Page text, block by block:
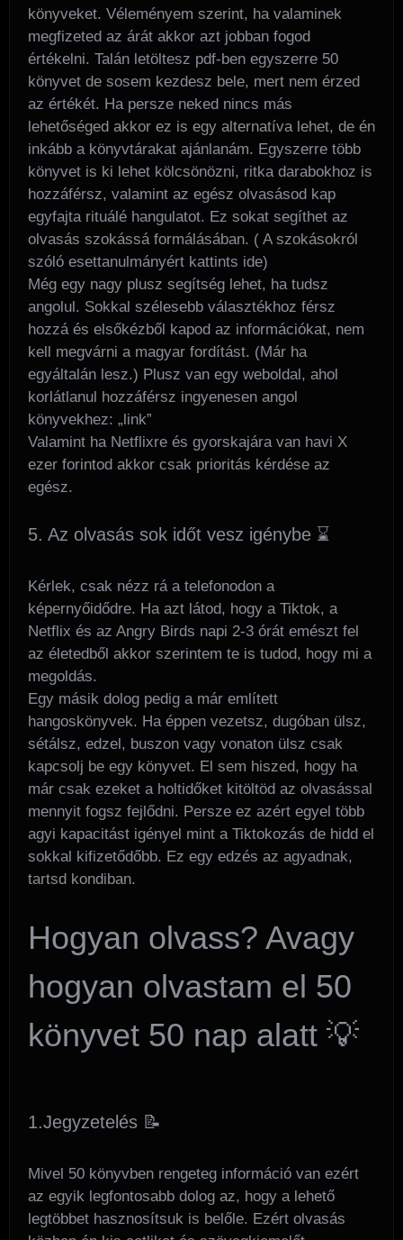
könyveket. Véleményem szerint, ha valaminek
megfizeted az árát akkor azt jobban fogod
értékelni. Talán letöltesz pdf-ben egyszerre 50
könyvet de sosem kezdesz bele, mert nem érzed
az értékét. Ha persze neked nincs más
lehetőséged akkor ez is egy alternatíva lehet, de én
inkább a könyvtárakat ajánlanám. Egyszerre több
könyvet is ki lehet kölcsönözni, ritka darabokhoz is
hozzáférsz, valamint az egész olvasásod kap
egyfajta rituálé hangulatot. Ez sokat segíthet az
olvasás szokássá formálásában. ( A szokásokról
szóló esettanulmányért kattints ide)
Még egy nagy plusz segítség lehet, ha tudsz
angolul. Sokkal szélesebb választékhoz férsz
hozzá és elsőkézből kapod az információkat, nem
kell megvárni a magyar fordítást. (Már ha
egyáltalán lesz.) Plusz van egy weboldal, ahol
korlátlanul hozzáférsz ingyenesen angol
könyvekhez: „link”
Valamint ha Netflixre és gyorskajára van havi X
ezer forintod akkor csak prioritás kérdése az
egész.
5. Az olvasás sok időt vesz igénybe ⌛
Kérlek, csak nézz rá a telefonodon a
képernyőidődre. Ha azt látod, hogy a Tiktok, a
Netflix és az Angry Birds napi 2-3 órát emészt fel
az életedből akkor szerintem te is tudod, hogy mi a
megoldás.
Egy másik dolog pedig a már említett
hangoskönyvek. Ha éppen vezetsz, dugóban ülsz,
sétálsz, edzel, buszon vagy vonaton ülsz csak
kapcsolj be egy könyvet. El sem hiszed, hogy ha
már csak ezeket a holtidőket kitöltöd az olvasással
mennyit fogsz fejlődni. Persze ez azért egyel több
agyi kapacitást igényel mint a Tiktokozás de hidd el
sokkal kifizetődőbb. Ez egy edzés az agyadnak,
tartsd kondiban.
Hogyan olvass? Avagy
hogyan olvastam el 50
könyvet 50 nap alatt 💡
1.Jegyzetelés 📝
Mivel 50 könyvben rengeteg információ van ezért
az egyik legfontosabb dolog az, hogy a lehető
legtöbbet hasznosítsuk is belőle. Ezért olvasás